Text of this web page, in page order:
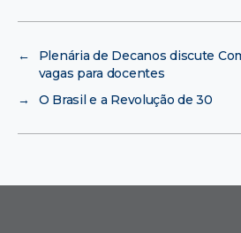
←
Plenária de Decanos discute
vagas para docentes
→
O Brasil e a Revolução de 30